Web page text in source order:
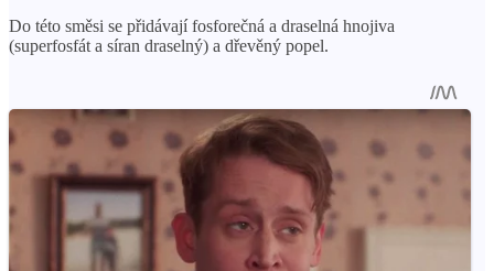
Do této směsi se přidávají fosforečná a draselná hnojiva
(superfosfát a síran draselný) a dřevěný popel.